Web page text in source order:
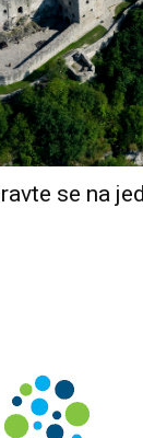
se na